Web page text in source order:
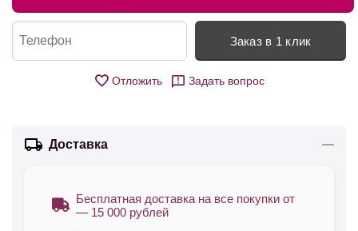
Заказ в 1 клик
Отложить Задать вопрос
Доставка
Бесплатная доставка на все покупки от
— 15 000 рублей